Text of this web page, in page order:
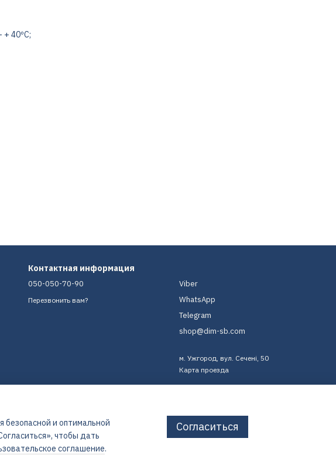
+ 40ºC;
Контактная информация
050-050-70-90
Перезвонить вам?
Viber
WhatsApp
Telegram
shop@dim-sb.com
м. Ужгород, вул. Сечені, 50
Карта проезда
безопасной и оптимальной
чтобы дать
соглашение.
Согласиться